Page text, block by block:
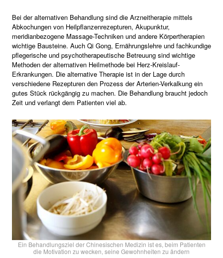
Bei der alternativen Behandlung sind die Arzneitherapie mittels
Abkochungen von Heilpflanzenrezepturen, Akupunktur,
meridianbezogene Massage-Techniken und andere Körpertherapien
wichtige Bausteine. Auch Qi Gong, Ernährungslehre und fachkundige
pflegerische und psychotherapeutische Betreuung sind wichtige
Methoden der alternativen Heilmethode bei Herz-Kreislauf-
Erkrankungen. Die alternative Therapie ist in der Lage durch
verschiedene Rezepturen den Prozess der Arterien-Verkalkung ein
gutes Stück rückgängig zu machen. Die Behandlung braucht jedoch
Zeit und verlangt dem Patienten viel ab.
Ein Behandlungsziel der Chinesischen Medizin ist es, beim Patienten
die Motivation zu wecken, seine Gewohnheiten zu ändern